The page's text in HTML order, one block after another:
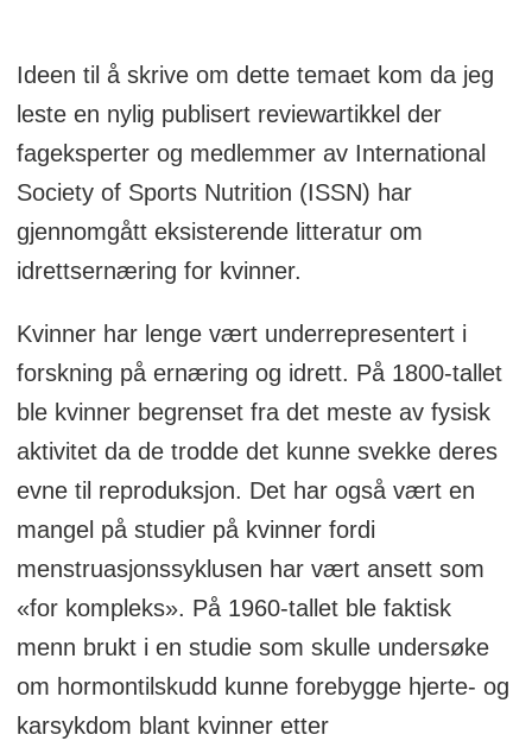
Ideen til å skrive om dette temaet kom da jeg
leste en nylig publisert reviewartikkel der
fageksperter og medlemmer av International
Society of Sports Nutrition (ISSN) har
gjennomgått eksisterende litteratur om
idrettsernæring for kvinner.
Kvinner har lenge vært underrepresentert i
forskning på ernæring og idrett. På 1800-tallet
ble kvinner begrenset fra det meste av fysisk
aktivitet da de trodde det kunne svekke deres
evne til reproduksjon. Det har også vært en
mangel på studier på kvinner fordi
menstruasjonssyklusen har vært ansett som
«for kompleks». På 1960-tallet ble faktisk
menn brukt i en studie som skulle undersøke
om hormontilskudd kunne forebygge hjerte- og
karsykdom blant kvinner etter